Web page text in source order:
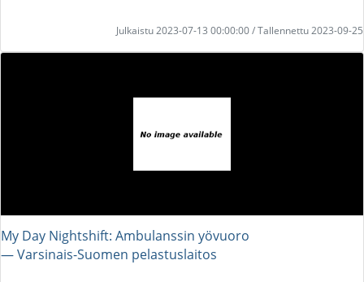
Julkaistu 2023-07-13 00:00:00 / Tallennettu 2023-09-25
My Day Nightshift: Ambulanssin yövuoro
― Varsinais-Suomen pelastuslaitos